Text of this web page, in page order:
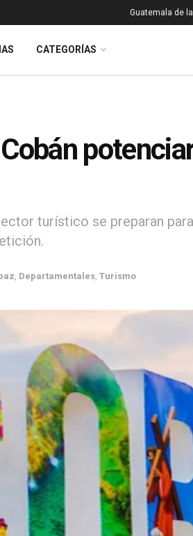
Guatemala de
CATEGORÍAS
turístico se preparan
Departamentales Turismo